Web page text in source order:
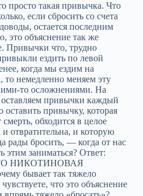
просто такая привычка. Что
если сбросить со счета
остается последним
это объяснение так же
Привычки что, трудно
ездить по левой
когда мы ездим на
немедленно меняем эту
то осложнениями. На
привычки каждый
привычку, которая
обходится в целое
и отвратительна, и которую
рады бросить, — когда от нас
этим заниматься? Ответ:
НИКОТИНОВАЯ
бывает так тяжело
что это объяснение